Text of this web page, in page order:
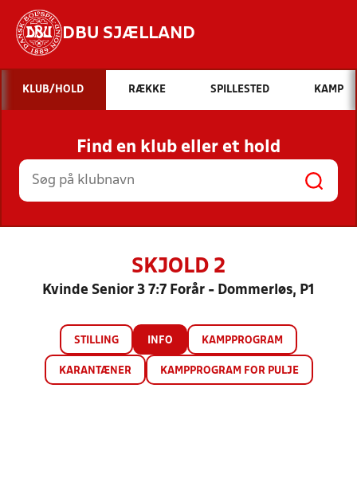
DBU SJÆLLAND
Hvad vil du søge efter?
INDHOLD OG NYHEDER
STILLINGER, RESULTATER, KLUBBER OG
HOLD
KLUB/HOLD RÆKKE SPILLESTED KAMP
Find en klub eller et hold
SKJOLD 2
Kvinde Senior 3 7:7 Forår - Dommerløs, P1
STILLING INFO KAMPPROGRAM
KARANTÆNER KAMPPROGRAM FOR PULJE